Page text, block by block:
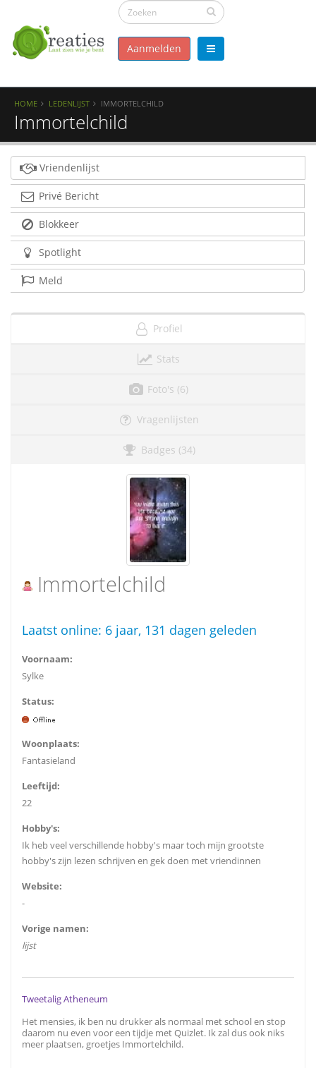
Aanmelden
HOME LEDENLIJST IMMORTELCHILD
Immortelchild
Vriendenlijst
Privé Bericht
Blokkeer
Spotlight
Meld
Profiel
Stats
Foto's (6)
Vragenlijsten
Badges (34)
Immortelchild
Laatst online: 6 jaar, 131 dagen geleden
Voornaam:
Sylke
Status:
Woonplaats:
Fantasieland
Leeftijd:
22
Hobby's:
Ik heb veel verschillende hobby's maar toch mijn grootste
hobby's zijn lezen schrijven en gek doen met vriendinnen
Website:
-
Vorige namen:
lijst
Tweetalig Atheneum
Het mensies, ik ben nu drukker als normaal met school en stop
daarom nu even voor een tijdje met Quizlet. Ik zal dus ook niks
meer plaatsen, groetjes Immortelchild.